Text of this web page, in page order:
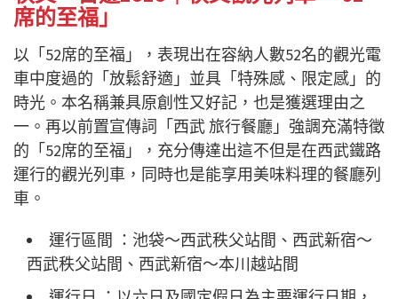
席的至福」
以「52席的至福」，表現出在容納人數52名的觀光電
車中度過的「放鬆舒適」並具「特殊感、限定感」的
時光。本名稱兼具原創性又好記，也是獲選理由之
一。再以前置宣傳詞「西武 旅行餐廳」強調充滿特徵
的「52席的至福」，充分傳達出這不但是在西武鐵路
運行的觀光列車，同時也是能享用美味料理的餐廳列
車。
運行區間 ：池袋～西武秩父站間、西武新宿～
西武秩父站間、西武新宿～本川越站間